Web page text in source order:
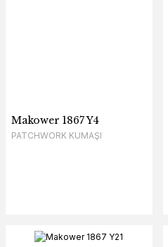
Makower 1867 Y4
PATCHWORK KUMAŞI